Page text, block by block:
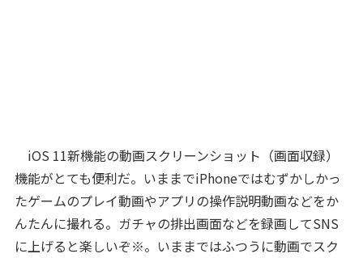
iOS 11新機能の動画スクリーンショット（画面収録）
機能がとても便利だ。いままでiPhoneではむずかしかっ
たゲームのプレイ動画やアプリの操作説明動画などをか
んたんに撮れる。ガチャの排出画面などを録画してSNS
に上げると楽しいぞ※。いままではふつうに動画でスク